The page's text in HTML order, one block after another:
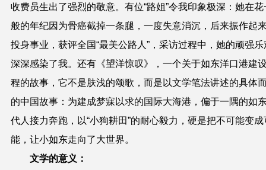
收费员生出了强烈的敬意。有位“路姐”令我印象极深：她在花
般的年纪因为骨癌截掉一条腿，一度失意消沉，后来振作起
投身事业，获评全国“最美公路人”，采访过程中，她的顽强乐
深深感染了我。还有《望洋惊叹》，一个关于如东洋口港建
程的故事，它不是肤浅的颂歌，而是以文学笔法讲述的具体
的中国故事：为建成梦寐以求的国际大海港，偏于一隅的如
代人接力奔跑，以“小狗耕田”的耐心毅力，硬是把不可能变成
能，让小如东走向了大世界。
文学的意义：